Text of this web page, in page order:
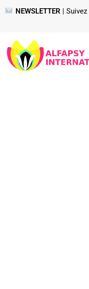
NEWSLETTER |